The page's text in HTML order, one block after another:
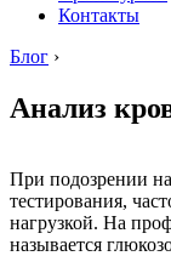
Контакты
Блог ›
Анализ
При подозрении
тестирования,
нагрузкой. На
называется